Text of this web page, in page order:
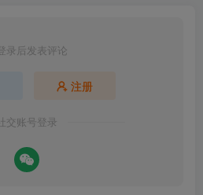
录后发表评论
注册
交账号登录